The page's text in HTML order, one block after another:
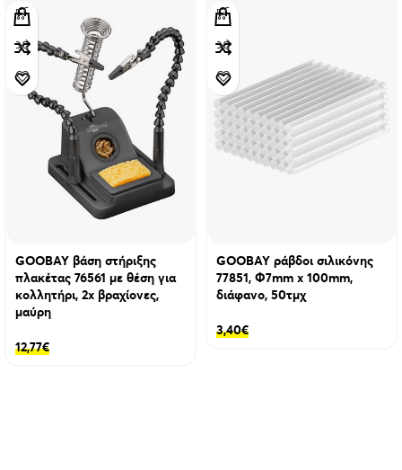
GOOBAY βάση στήριξης
πλακέτας 76561 με θέση για
κολλητήρι, 2x βραχίονες,
μαύρη
12,77€
GOOBAY ράβδοι σιλικόνης
77851, Φ7mm x 100mm,
διάφανο, 50τμχ
3,40€